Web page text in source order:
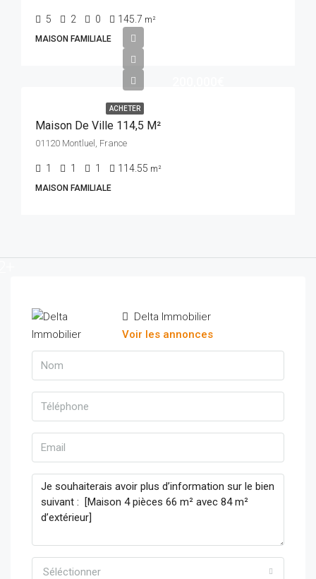
5 2 0 145.7 m²
MAISON FAMILIALE
ACHETER
Maison De Ville 114,5 M²
01120 Montluel, France
1 1 1 114.55 m²
MAISON FAMILIALE
Delta Immobilier
Voir les annonces
Séléctionner